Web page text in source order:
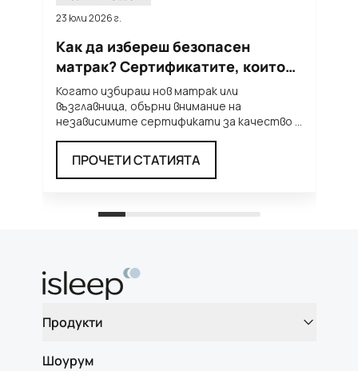
23 юли 2026 г.
Как да избереш безопасен
матрак? Сертификатите, които
трябва да познаваш
Когато избираш нов матрак или
възглавница, обърни внимание на
независимите сертификати за качество и
ПРОЧЕТИ СТАТИЯТА
Продукти
Шоурум